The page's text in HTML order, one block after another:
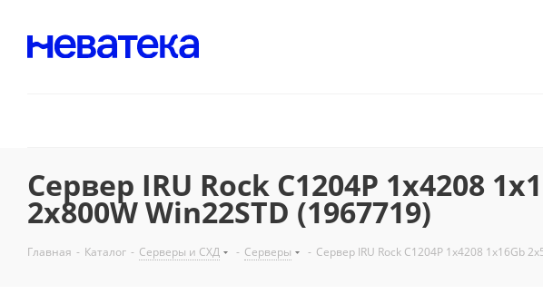
Сервер IRU Rock C1204P 1x4208
2x800W Win22STD (1967719)
Главная - Каталог - Серверы и СХД - Серверы - Сервер IRU Rock C1204P 1x4208 1x16Gb